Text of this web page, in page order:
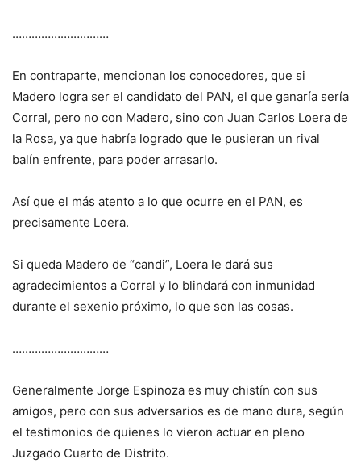
…………………………
En contraparte, mencionan los conocedores, que si
Madero logra ser el candidato del PAN, el que ganaría sería
Corral, pero no con Madero, sino con Juan Carlos Loera de
la Rosa, ya que habría logrado que le pusieran un rival
balín enfrente, para poder arrasarlo.
Así que el más atento a lo que ocurre en el PAN, es
precisamente Loera.
Si queda Madero de “candi”, Loera le dará sus
agradecimientos a Corral y lo blindará con inmunidad
durante el sexenio próximo, lo que son las cosas.
…………………………
Generalmente Jorge Espinoza es muy chistín con sus
amigos, pero con sus adversarios es de mano dura, según
el testimonios de quienes lo vieron actuar en pleno
Juzgado Cuarto de Distrito.